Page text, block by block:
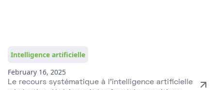
Intelligence artificielle
February 16, 2025
Le recours systématique à l’intelligence artificielle